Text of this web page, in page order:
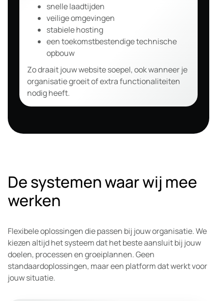
snelle laadtijden
veilige omgevingen
stabiele hosting
een toekomstbestendige technische
opbouw
Zo draait jouw website soepel, ook wanneer je
organisatie groeit of extra functionaliteiten
nodig heeft.
De systemen waar wij mee
werken
Flexibele oplossingen die passen bij jouw organisatie. We
kiezen altijd het systeem dat het beste aansluit bij jouw
doelen, processen en groeiplannen. Geen
standaardoplossingen, maar een platform dat werkt voor
jouw situatie.